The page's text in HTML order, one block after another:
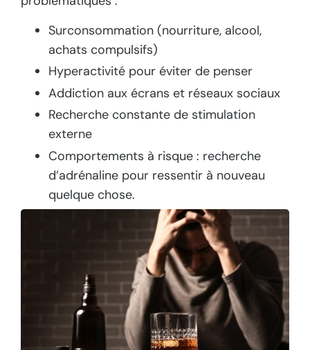
Surconsommation (nourriture, alcool,
achats compulsifs)
Hyperactivité pour éviter de penser
Addiction aux écrans et réseaux sociaux
Recherche constante de stimulation
externe
Comportements à risque : recherche
d’adrénaline pour ressentir à nouveau
quelque chose.